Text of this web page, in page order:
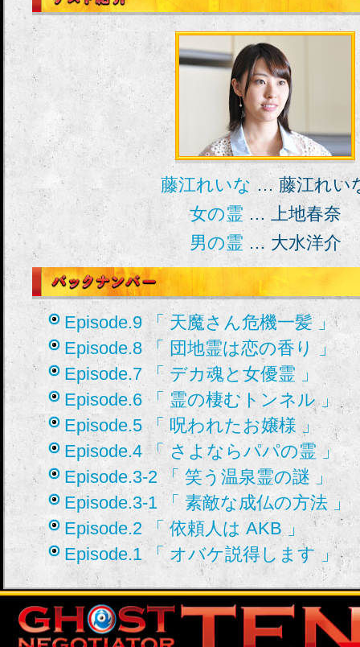
藤江れいな … 藤江れい
女の霊 … 上地春奈
男の霊 … 大水洋介
Episode.9 「 天魔さん危機一髪 」
Episode.8 「 団地霊は恋の香り 」
Episode.7 「 デカ魂と女優霊 」
Episode.6 「 霊の棲むトンネル 」
Episode.5 「 呪われたお嬢様 」
Episode.4 「 さよならパパの霊 」
Episode.3-2 「 笑う温泉霊の謎 」
Episode.3-1 「 素敵な成仏の方法 」
Episode.2 「 依頼人は AKB 」
Episode.1 「 オバケ説得します 」